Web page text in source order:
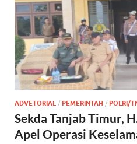
ADVETORIAL / PEMERINTAH / POLRI/
Sekda Tanjab Timur,
Apel Operasi